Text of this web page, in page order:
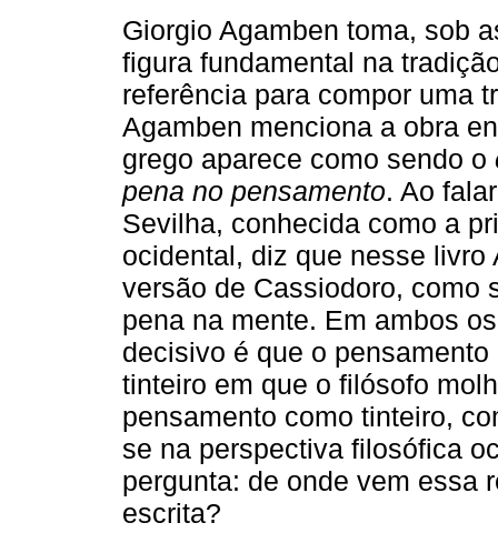
Giorgio Agamben toma, sob
figura fundamental na
referência para compor uma
Agamben menciona a obra
grego aparece como sendo o
pena no pensamento. Ao
Sevilha, conhecida como a
ocidental, diz que nesse
versão de Cassiodoro, como
pena na mente. Em ambos
decisivo é que o
tinteiro em que o filósofo
pensamento como tinteiro,
se na perspectiva filosófica
pergunta: de onde vem essa
escrita?